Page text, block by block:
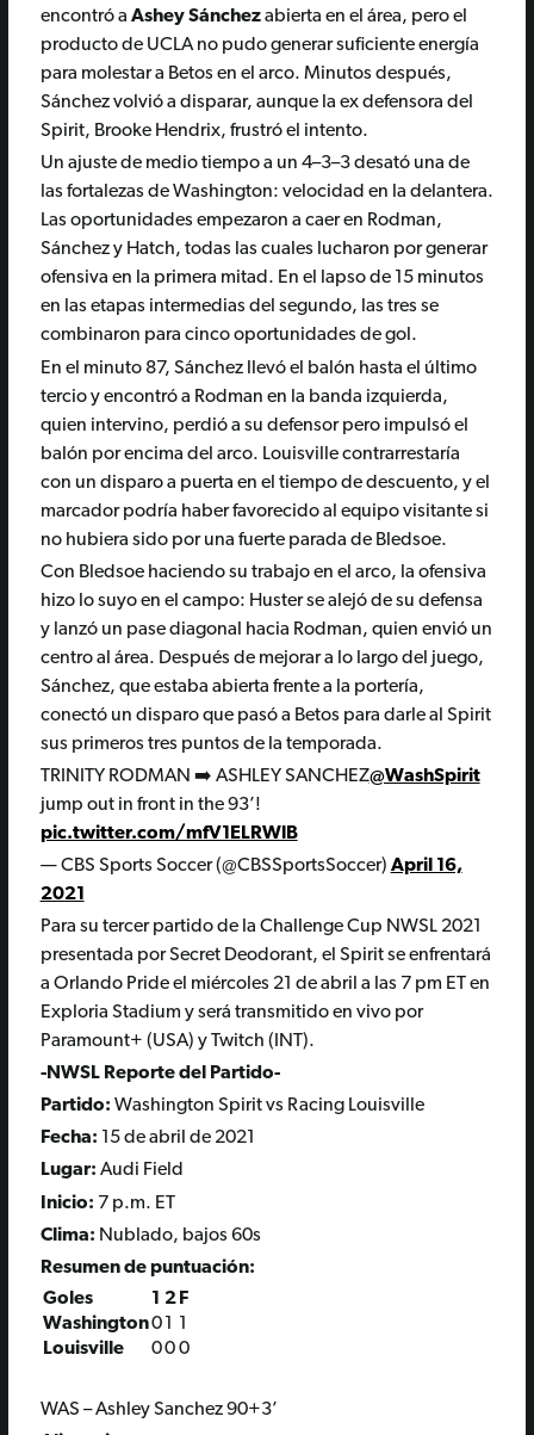
encontró a Ashey Sánchezabierta en el área, pero el
producto de UCLA no pudo generar suficiente energía
para molestar a Betos en el arco. Minutos después,
Sánchez volvió a disparar, aunque la ex defensora del
Spirit, Brooke Hendrix, frustró el intento.
Un ajuste de medio tiempo a un 4–3–3 desató una de
las fortalezas de Washington: velocidad en la delantera.
Las oportunidades empezaron a caer en Rodman,
Sánchez y Hatch, todas las cuales lucharon por generar
ofensiva en la primera mitad. En el lapso de 15 minutos
en las etapas intermedias del segundo, las tres se
combinaron para cinco oportunidades de gol.
En el minuto 87, Sánchez llevó el balón hasta el último
tercio y encontró a Rodman en la banda izquierda,
quien intervino, perdió a su defensor pero impulsó el
balón por encima del arco. Louisville contrarrestaría
con un disparo a puerta en el tiempo de descuento, y el
marcador podría haber favorecido al equipo visitante si
no hubiera sido por una fuerte parada de Bledsoe.
Con Bledsoe haciendo su trabajo en el arco, la ofensiva
hizo lo suyo en el campo: Huster se alejó de su defensa
y lanzó un pase diagonal hacia Rodman, quien envió un
centro al área. Después de mejorar a lo largo del juego,
Sánchez, que estaba abierta frente a la portería,
conectó un disparo que pasó a Betos para darle al Spirit
sus primeros tres puntos de la temporada.
TRINITY RODMAN ➡️ ASHLEY SANCHEZ@WashSpirit
jump out in front in the 93’!
pic.twitter.com/mfV1ELRWlB
— CBS Sports Soccer (@CBSSportsSoccer) April 16,
2021
Para su tercer partido de la Challenge Cup NWSL 2021
presentada por Secret Deodorant, el Spirit se enfrentará
a Orlando Pride el miércoles 21 de abril a las 7 pm ET en
Exploria Stadium y será transmitido en vivo por
Paramount+ (USA) y Twitch (INT).
-NWSL Reporte del Partido-
Partido: Washington Spirit vs Racing Louisville
Fecha: 15 de abril de 2021
Lugar: Audi Field
Inicio: 7 p.m. ET
Clima: Nublado, bajos 60s
Resumen de puntuación:
Goles
1 2 F
Washington0 1
1
Louisville
00 0
WAS – Ashley Sanchez 90+3’